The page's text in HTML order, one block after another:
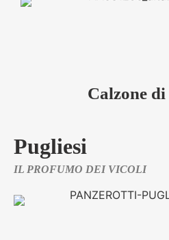
Calzone
Pugliesi
IL PROFUMO DEI VICOLI